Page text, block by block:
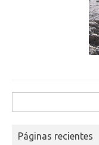
Páginas recientes